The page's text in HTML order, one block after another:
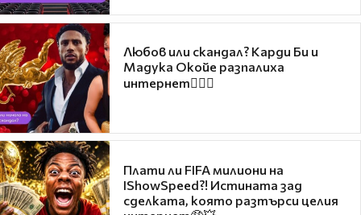
Любов или скандал? Карди Би и
Мадука Окойе разпалиха
интернет❤️‍🔥🔥
Плати ли FIFA милиони на
IShowSpeed?! Истината зад
сделката, която разтърси целия